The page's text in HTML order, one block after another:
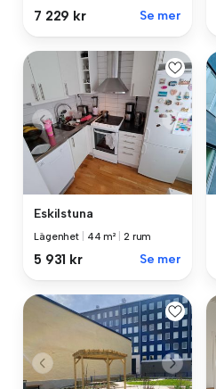
7 229 kr Se mer
Eskilstuna
Lägenhet 44 m² 2 rum
5 931 kr Se mer